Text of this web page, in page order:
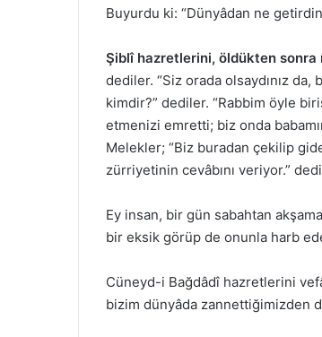
Buyurdu ki: “Dünyâdan ne
Şiblî hazretlerini, öldükten sonra
dediler. “Siz orada olsaydınız
kimdir?” dediler. “Rabbim öyle
etmenizi emretti; biz onda
Melekler; “Biz buradan çekilip
zürriyetinin cevâbını veriyor.”
Ey insan, bir gün sabahtan
bir eksik görüp de onunla harb
Cüneyd-i Bağdâdî hazretlerini
bizim dünyâda zannettiğimizden